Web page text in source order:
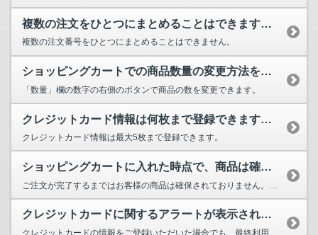
複数の注文をひとつにまとめることはできますか？
複数の注文番号をひとつにまとめることはできません。
ショッピングカートでの商品数量の変更方法を教えてください。
「数量」欄の数字の右側のボタンで商品の数を変更できます。
クレジットカード情報は何枚まで登録できますか？
クレジットカード情報は最大5枚まで登録できます。
ショッピングカートに入れた時点で、商品は確保されていますか？
クレジットカードに関するアラートが表示されました。